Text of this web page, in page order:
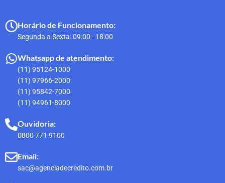
Horário de Funcionamento:
Segunda a Sexta: 09:00 - 18:00
Whatsapp de atendimento:
(11) 95124-1000
(11) 97966-2000
(11) 95842-7000
(11) 94961-8000
Ouvidoria:
0800 771 9100
Email:
sac@agenciadecredito.com.br